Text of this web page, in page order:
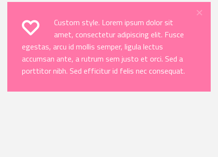
Custom style. Lorem ipsum dolor sit
amet, consectetur adipiscing elit. Fusce
egestas, arcu id mollis semper, ligula lectus
accumsan ante, a rutrum sem justo et orci. Sed a
porttitor nibh. Sed efficitur id felis nec consequat.
×